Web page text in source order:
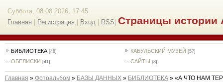
Суббота, 08.08.2026, 17:45
Главная
Регистрация Вход RSS Страницы истории
БИБЛИОТЕКА [48] КАБУЛЬСКИЙ МУЗЕЙ [57]
ОБЕЛИСКИ [41] САЙТЫ [8]
Главная » Фотоальбом» БАЗЫ ДАННЫХ» БИБЛИОТЕКА» «А ЧТО НАМ